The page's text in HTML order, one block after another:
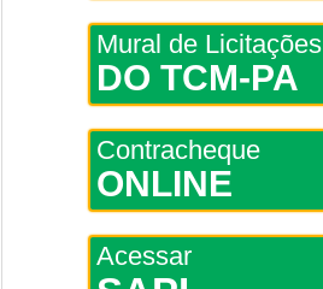
Mural de Licitações
DO TCM-PA
Contracheque
ONLINE
Acessar